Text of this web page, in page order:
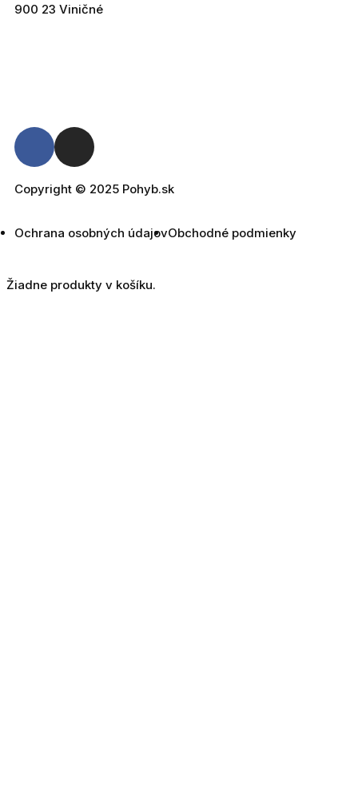
900 23 Viničné
Copyright © 2025 Pohyb.sk
Ochrana osobných údajovObchodné podmienky
Žiadne produkty v košíku.